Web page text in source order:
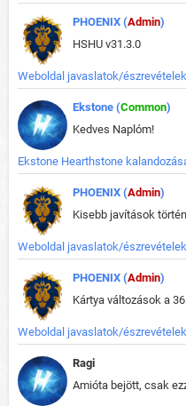
PHOENIX (Admin)
HSHU v31.3.0
Weboldal javaslatok/
Ekstone (Common)
Kedves Naplóm!
Ekstone Hearthstone
PHOENIX (Admin)
Kisebb javítások
Weboldal javaslatok/
PHOENIX (Admin)
Weboldal javaslatok/
Ragi